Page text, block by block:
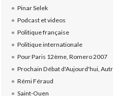
Pinar Selek
Podcast et videos
Politique française
Politique internationale
Pour Paris 12ème, Romero 2007
Prochain Débat d'Aujourd'hui,
Rémi Féraud
Saint-Ouen